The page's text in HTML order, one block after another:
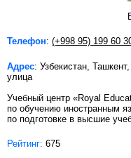
Телефон: (+998 95) 199 60
Адрес: Узбекистан,
улица
Учебный центр «Royal
по обучению иностранным
по подготовке в высшие
Рейтинг: 675